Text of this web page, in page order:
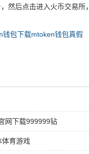
然后点击进入火币交易所
钱包下载mtoken钱包真假
网下载999999钻
育游戏